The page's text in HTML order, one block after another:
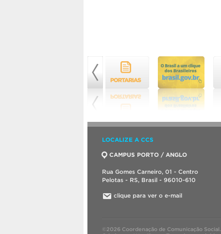
LOCALIZE A CCS
CAMPUS PORTO / ANGLO
Rua Gomes Carneiro, 01 - Centro
Pelotas - RS, Brasil - 96010-610
clique para ver o e-mail
©2026 Coordenação de Comunicação Social.